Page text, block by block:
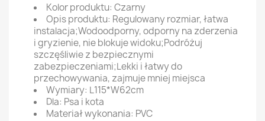
Kolor produktu: Czarny
Opis produktu: Regulowany rozmiar, łatwa
instalacja;Wodoodporny, odporny na zderzenia
i gryzienie, nie blokuje widoku;Podróżuj
szczęśliwie z bezpiecznymi
zabezpieczeniami;Lekki i łatwy do
przechowywania, zajmuje mniej miejsca
Wymiary: L115*W62cm
Dla: Psa i kota
Materiał wykonania: PVC